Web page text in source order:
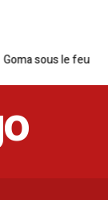
le feu : la